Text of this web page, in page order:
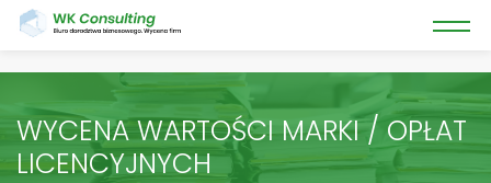
WYCENA WARTOŚCI MARKI / OPŁAT
LICENCYJNYCH